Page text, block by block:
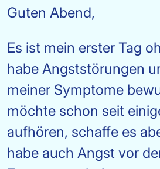
Guten Abend,
Es ist mein erster Tag
habe Angststörungen
meiner Symptome
möchte schon seit
aufhören, schaffe es
habe auch Angst vor